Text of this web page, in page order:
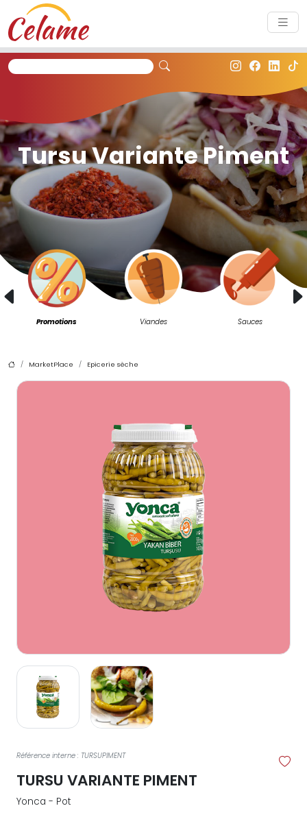
Tursu Variante Piment
Promotions Viandes Sauces
MarketPlace Epicerie sèche
Référence interne : TURSUPIMENT
TURSU VARIANTE PIMENT
Yonca - Pot
Panneau de gestion des cookies